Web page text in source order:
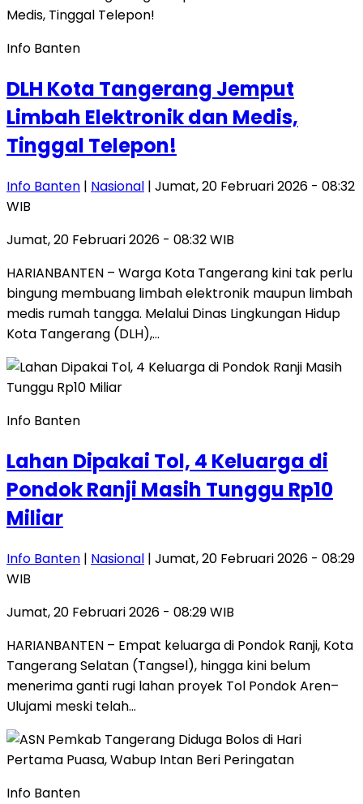
Info Banten
DLH Kota Tangerang Jemput
Limbah Elektronik dan Medis,
Tinggal Telepon!
Info Banten | Nasional | Jumat, 20 Februari 2026 - 08:32
WIB
Jumat, 20 Februari 2026 - 08:32 WIB
HARIANBANTEN – Warga Kota Tangerang kini tak perlu
bingung membuang limbah elektronik maupun limbah
medis rumah tangga. Melalui Dinas Lingkungan Hidup
Kota Tangerang (DLH),…
Info Banten
Lahan Dipakai Tol, 4 Keluarga di
Pondok Ranji Masih Tunggu Rp10
Miliar
Info Banten | Nasional | Jumat, 20 Februari 2026 - 08:29
WIB
Jumat, 20 Februari 2026 - 08:29 WIB
HARIANBANTEN – Empat keluarga di Pondok Ranji, Kota
Tangerang Selatan (Tangsel), hingga kini belum
menerima ganti rugi lahan proyek Tol Pondok Aren–
Ulujami meski telah…
Info Banten